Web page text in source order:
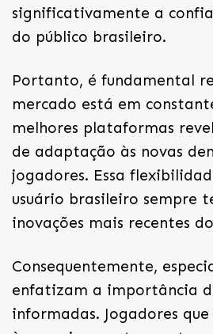
significativamente a
do público brasileiro.
Portanto, é fundamental
mercado está em
melhores plataformas
de adaptação às novas
jogadores. Essa
usuário brasileiro sempre
inovações mais recentes
Consequentemente,
enfatizam a importância
informadas. Jogadores